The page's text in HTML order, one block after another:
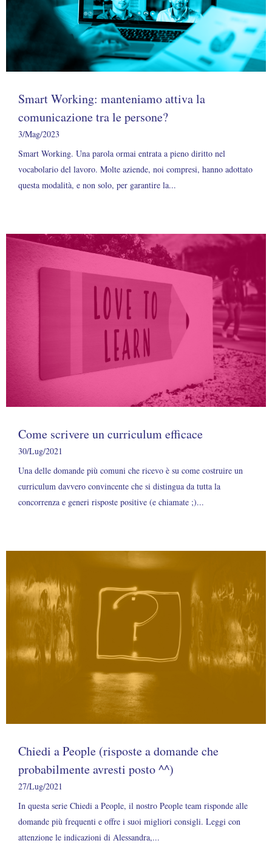
Smart Working: manteniamo attiva la
comunicazione tra le persone?
3/Mag/2023
Smart Working. Una parola ormai entrata a pieno diritto nel
vocabolario del lavoro. Molte aziende, noi compresi, hanno adottato
questa modalità, e non solo, per garantire la...
Come scrivere un curriculum efficace
30/Lug/2021
Una delle domande più comuni che ricevo è su come costruire un
curriculum davvero convincente che si distingua da tutta la
concorrenza e generi risposte positive (e chiamate ;)...
Chiedi a People (risposte a domande che
probabilmente avresti posto ^^)
27/Lug/2021
In questa serie Chiedi a People, il nostro People team risponde alle
domande più frequenti e offre i suoi migliori consigli. Leggi con
attenzione le indicazioni di Alessandra,...